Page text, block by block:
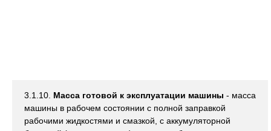
3.1.10. Масса готовой к эксплуатации машины - масса
машины в рабочем состоянии с полной заправкой
рабочими жидкостями и смазкой, с аккумуляторной